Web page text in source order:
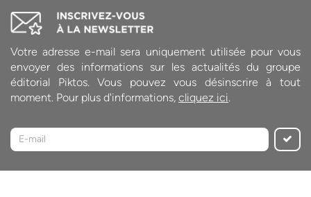
Votre adresse e-mail sera uniquement utilisée pour vous
envoyer des informations sur les actualités du groupe
éditorial Piktos. Vous pouvez vous désinscrire à tout
moment. Pour plus d'informations, cliquez ici